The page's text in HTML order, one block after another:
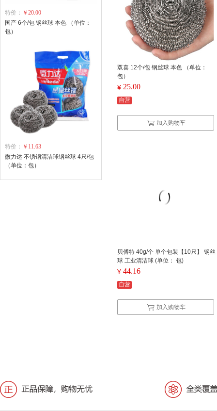
双喜 12个/包 钢丝球 本色 （单位：
包）
¥ 25.00
自营
加入购物车
贝傅特 40g/个 单个包装【10只】 钢丝
球 工业清洁球 (单位： 包)
¥ 44.16
自营
加入购物车
特价： ￥20.00
国产 6个/包 钢丝球 本色 （单位：
包）
特价： ￥11.63
微力达 不锈钢清洁球钢丝球 4只/包
（单位：包）